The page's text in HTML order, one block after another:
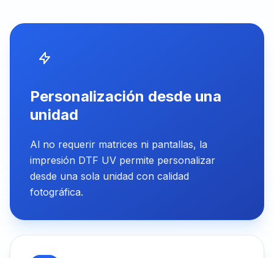
Personalización desde una
unidad
Al no requerir matrices ni pantallas, la
impresión DTF UV permite personalizar
desde una sola unidad con calidad
fotográfica.